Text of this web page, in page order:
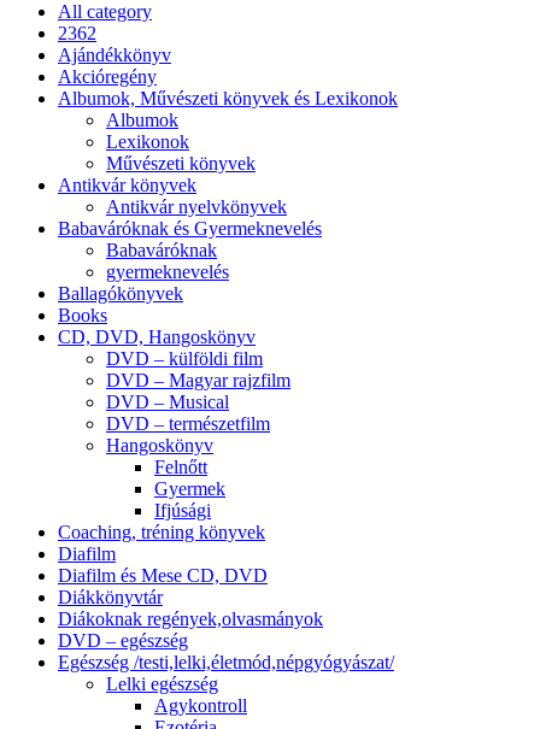
All category
2362
Ajándékkönyv
Akcióregény
Albumok, Művészeti könyvek és Lexikonok
Albumok
Lexikonok
Művészeti könyvek
Antikvár könyvek
Antikvár nyelvkönyvek
Babaváróknak és Gyermeknevelés
Babaváróknak
gyermeknevelés
Ballagókönyvek
Books
CD, DVD, Hangoskönyv
DVD – külföldi film
DVD – Magyar rajzfilm
DVD – Musical
DVD – természetfilm
Hangoskönyv
Felnőtt
Gyermek
Ifjúsági
Coaching, tréning könyvek
Diafilm
Diafilm és Mese CD, DVD
Diákkönyvtár
Diákoknak regények,olvasmányok
DVD – egészség
Egészség /testi,lelki,életmód,népgyógyászat/
Lelki egészség
Agykontroll